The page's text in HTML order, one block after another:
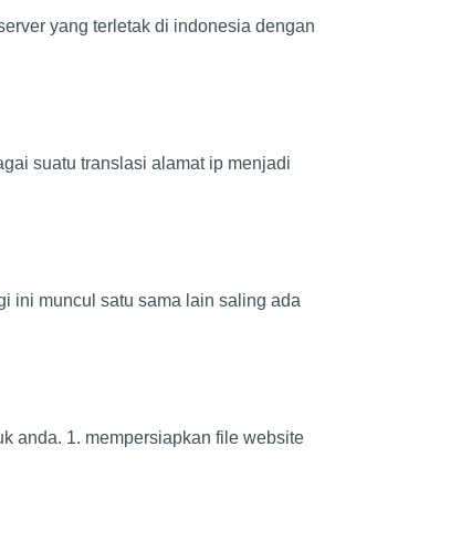
yang terletak di indonesia dengan
suatu translasi alamat ip menjadi
ini muncul satu sama lain saling ada
anda. 1. mempersiapkan file website